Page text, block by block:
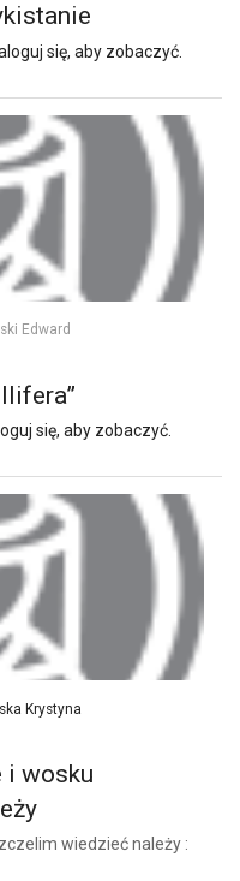
się, aby zobaczyć.
Edward
się, aby zobaczyć.
Krystyna
i wosku
wiedzieć należy :